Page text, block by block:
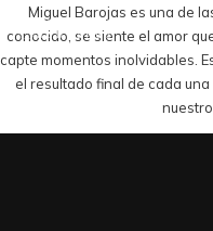
Miguel Barojas es una de
conocido, se siente el amor
capte momentos inolvidables.
el resultado final de cada